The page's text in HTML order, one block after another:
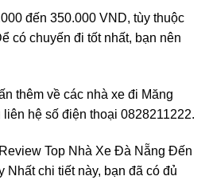
đến 350.000 VND, tùy thuộc
có chuyến đi tốt nhất, bạn nên
thêm về các nhà xe đi Măng
hệ số điện thoại 0828211222.
Top Nhà Xe Đà Nẵng Đến
chi tiết này, bạn đã có đủ